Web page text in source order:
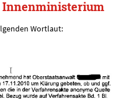
Innenministerium
Wortlaut: